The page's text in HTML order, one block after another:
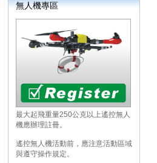
無人機專區
最大起飛重量250公克以上遙控無人
機應辦理註冊。
遙控無人機活動前，應注意活動區域
與遵守操作規定。